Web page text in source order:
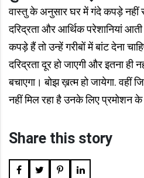
वास्तु के अनुसार घर में गंदे कपड़े नहीं
दरिद्रता और आर्थिक परेशानियां
कपड़े हैं तो उन्हें गरीबों में बांट देना
दरिद्रता दूर हो जाएगी और इतना ही
बचाएगा। बोझ ख़त्म हो जायेगा. वहीं
नहीं मिल रहा है उनके लिए प्रमोशन
Share this story